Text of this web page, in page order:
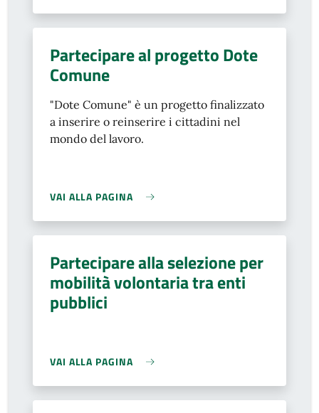
Partecipare al progetto Dote
Comune
"Dote Comune" è un progetto finalizzato
a inserire o reinserire i cittadini nel
mondo del lavoro.
VAI ALLA PAGINA
Partecipare alla selezione per
mobilità volontaria tra enti
pubblici
VAI ALLA PAGINA